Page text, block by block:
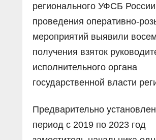
регионального УФСБ
проведения оперативно-
мероприятий выявили
получения взяток
исполнительного органа
государственной власти
Предварительно
период с 2019 по 2023 год